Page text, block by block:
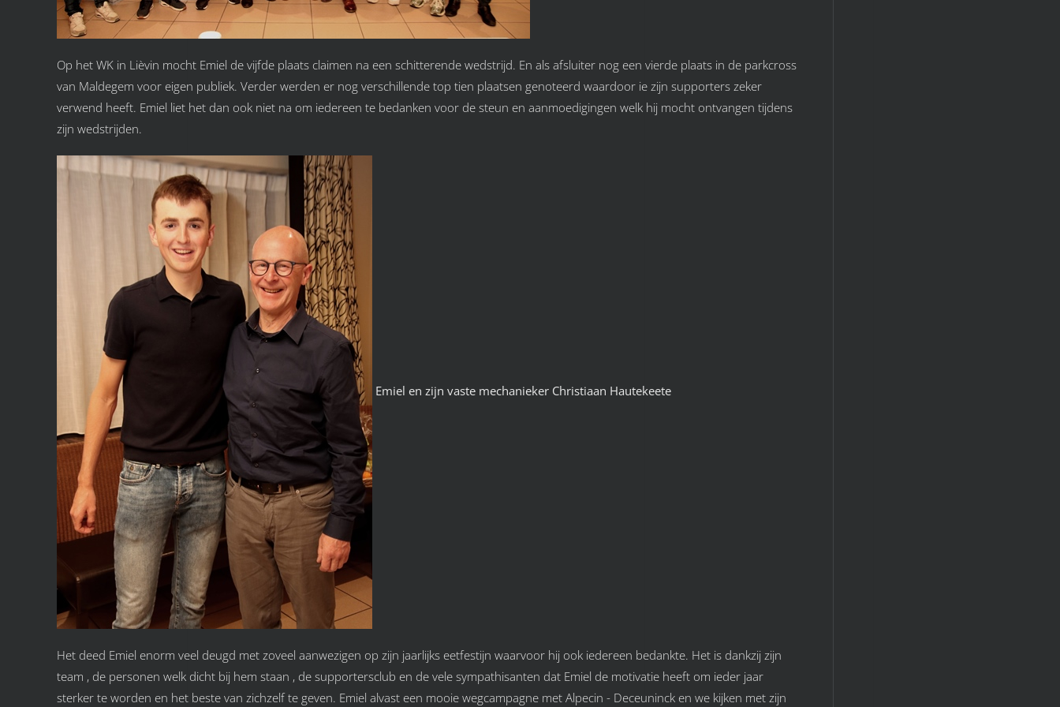
Op het WK in Lièvin mocht Emiel de vijfde plaats claimen na een schitterende wedstrijd. En als afsluiter nog een vierde plaats in de parkcross
van Maldegem voor eigen publiek. Verder werden er nog verschillende top tien plaatsen genoteerd waardoor ie zijn supporters zeker
verwend heeft. Emiel liet het dan ook niet na om iedereen te bedanken voor de steun en aanmoedigingen welk hij mocht ontvangen tijdens
zijn wedstrijden.
Emiel en zijn vaste mechanieker Christiaan Hautekeete
Het deed Emiel enorm veel deugd met zoveel aanwezigen op zijn jaarlijks eetfestijn waarvoor hij ook iedereen bedankte. Het is dankzij zijn
team , de personen welk dicht bij hem staan , de supportersclub en de vele sympathisanten dat Emiel de motivatie heeft om ieder jaar
sterker te worden en het beste van zichzelf te geven. Emiel alvast een mooie wegcampagne met Alpecin - Deceuninck en we kijken met zijn